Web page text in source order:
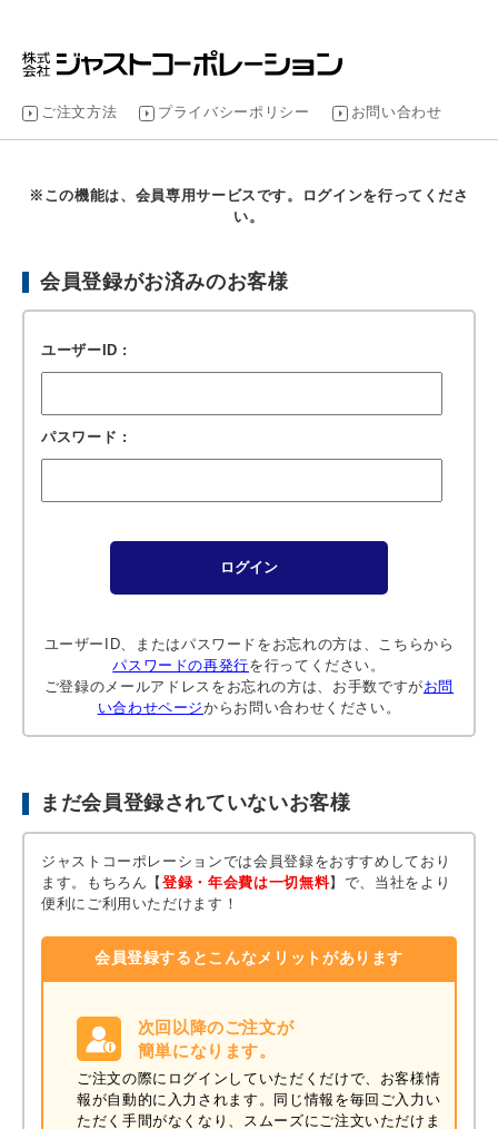
ご注文方法 プライバシーポリシー お問い合わせ
※この機能は、会員専用サービスです。ログインを行ってくださ
い。
会員登録がお済みのお客様
ユーザーID :
パスワード :
ユーザーID、またはパスワードをお忘れの方は、こちらから
パスワードの再発行を行ってください。
ご登録のメールアドレスをお忘れの方は、お手数ですがお問
い合わせページからお問い合わせください。
まだ会員登録されていないお客様
ジャストコーポレーションでは会員登録をおすすめしており
ます。
もちろん【登録・年会費は一切無料】で、当社をより
便利にご利用いただけます！
会員登録するとこんなメリットがあります
次回以降のご注文が
簡単になります。
ご注文の際にログインしていただくだけで、お客様情
報が自動的に入力されます。
同じ情報を毎回ご入力い
ただく手間がなくなり、スムーズにご注文いただけま